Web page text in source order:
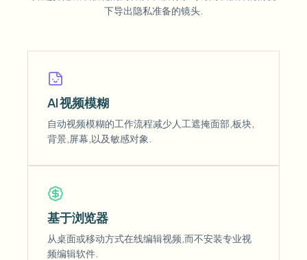
下导出隐私准备的镜头.
AI 视频模糊
自动视频模糊的工作流程减少人工遮掩面部,板块,
背景,屏幕,以及敏感对象.
基于浏览器
从桌面或移动方式在线编辑视频,而不安装专业视
频编辑软件.